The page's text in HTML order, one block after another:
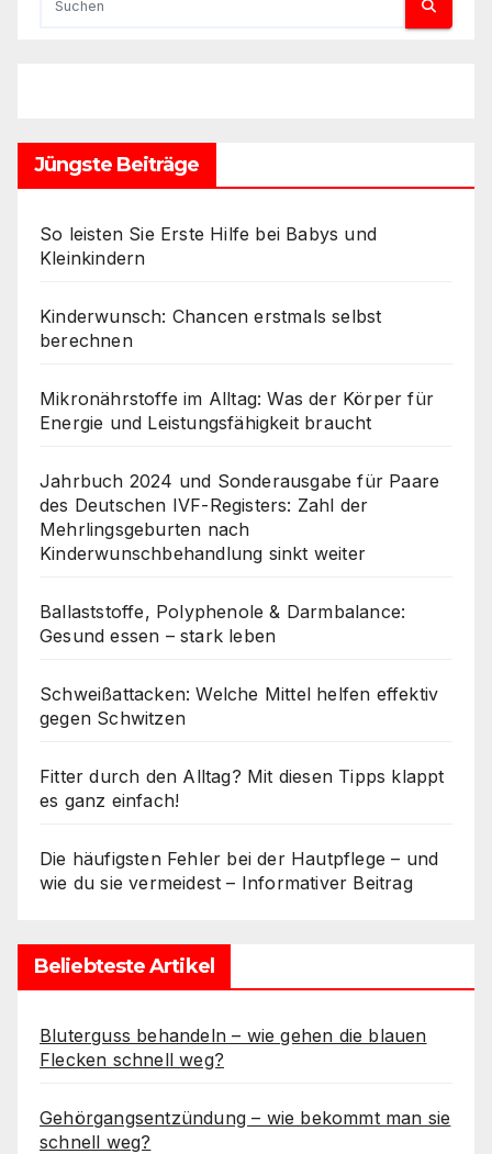
Jüngste Beiträge
So leisten Sie Erste Hilfe bei Babys und
Kleinkindern
Kinderwunsch: Chancen erstmals selbst
berechnen
Mikronährstoffe im Alltag: Was der Körper für
Energie und Leistungsfähigkeit braucht
Jahrbuch 2024 und Sonderausgabe für Paare
des Deutschen IVF-Registers: Zahl der
Mehrlingsgeburten nach
Kinderwunschbehandlung sinkt weiter
Ballaststoffe, Polyphenole & Darmbalance:
Gesund essen – stark leben
Schweißattacken: Welche Mittel helfen effektiv
gegen Schwitzen
Fitter durch den Alltag? Mit diesen Tipps klappt
es ganz einfach!
Die häufigsten Fehler bei der Hautpflege – und
wie du sie vermeidest – Informativer Beitrag
Beliebteste Artikel
Bluterguss behandeln – wie gehen die blauen
Flecken schnell weg?
Gehörgangsentzündung – wie bekommt man sie
schnell weg?